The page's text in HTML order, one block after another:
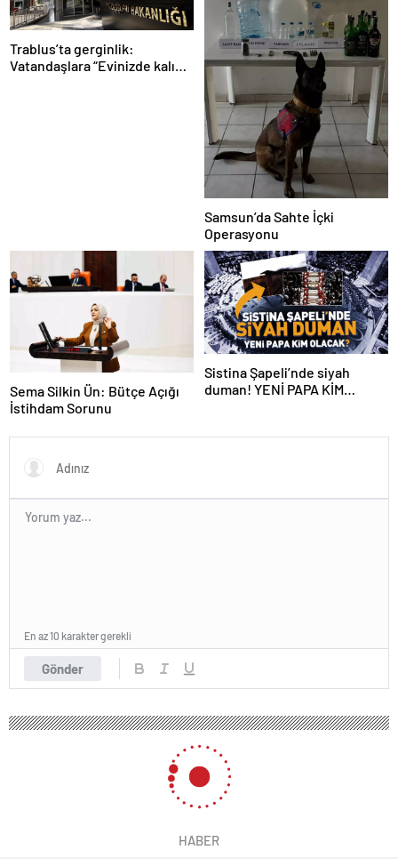
Trablus’ta gerginlik:
Vatandaşlara “Evinizde kalın”
Samsun’da Sahte İçki
Operasyonu
Sema Silkin Ün: Bütçe Açığı
İstihdam Sorunu
Sistina Şapeli’nde siyah
duman! YENİ PAPA KİM
Gönder
En az 10 karakter gerekli
HABER